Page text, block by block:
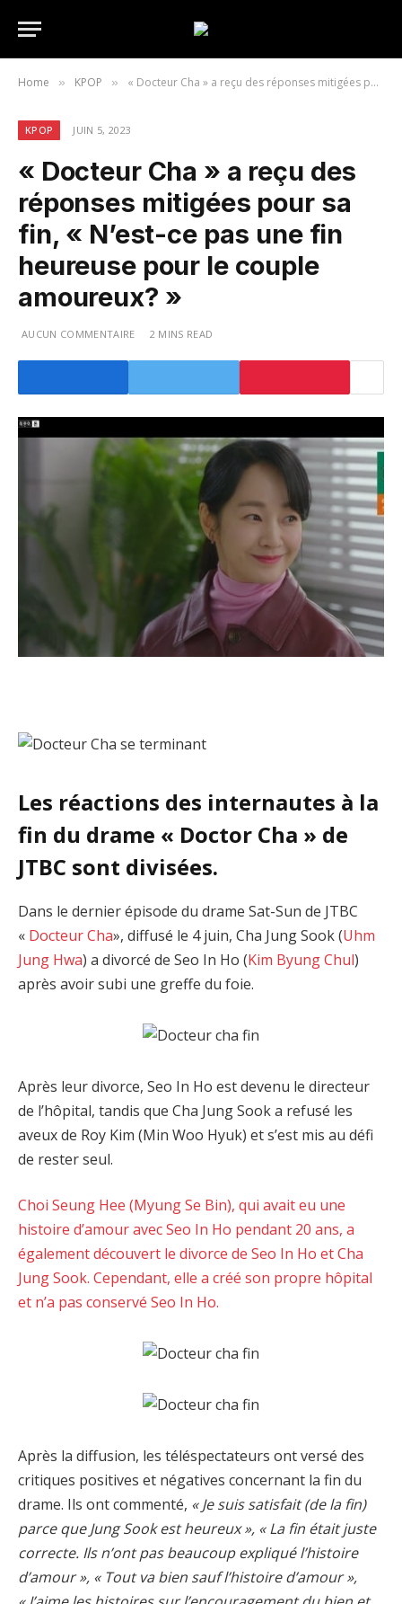
Home » KPOP » « Docteur Cha » a reçu des réponses mitigées pour sa fin, « N’est-ce pas une fin heureuse pour le couple amoureux? »
KPOP JUIN 5, 2023
« Docteur Cha » a reçu des
réponses mitigées pour sa
fin, « N’est-ce pas une fin
heureuse pour le couple
amoureux? »
AUCUN COMMENTAIRE 2 MINS READ
Les réactions des internautes à la
fin du drame « Doctor Cha » de
JTBC sont divisées.
Dans le dernier épisode du drame Sat-Sun de JTBC
« Docteur Cha», diffusé le 4 juin, Cha Jung Sook (Uhm
Jung Hwa) a divorcé de Seo In Ho (Kim Byung Chul)
après avoir subi une greffe du foie.
Après leur divorce, Seo In Ho est devenu le directeur
de l’hôpital, tandis que Cha Jung Sook a refusé les
aveux de Roy Kim (Min Woo Hyuk) et s’est mis au défi
de rester seul.
Choi Seung Hee (Myung Se Bin), qui avait eu une
histoire d’amour avec Seo In Ho pendant 20 ans, a
également découvert le divorce de Seo In Ho et Cha
Jung Sook. Cependant, elle a créé son propre hôpital
et n’a pas conservé Seo In Ho.
Après la diffusion, les téléspectateurs ont versé des
critiques positives et négatives concernant la fin du
drame. Ils ont commenté, « Je suis satisfait (de la fin)
parce que Jung Sook est heureux », « La fin était juste
correcte. Ils n’ont pas beaucoup expliqué l’histoire
d’amour », « Tout va bien sauf l’histoire d’amour »,